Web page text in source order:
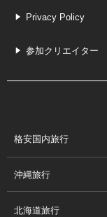
Privacy Policy
参加クリエイター
格安国内旅行
沖縄旅行
北海道旅行